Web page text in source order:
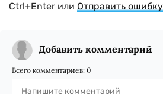
Ctrl+Enter или Отправить ошибку
Добавить комментарий
Всего комментариев: 0